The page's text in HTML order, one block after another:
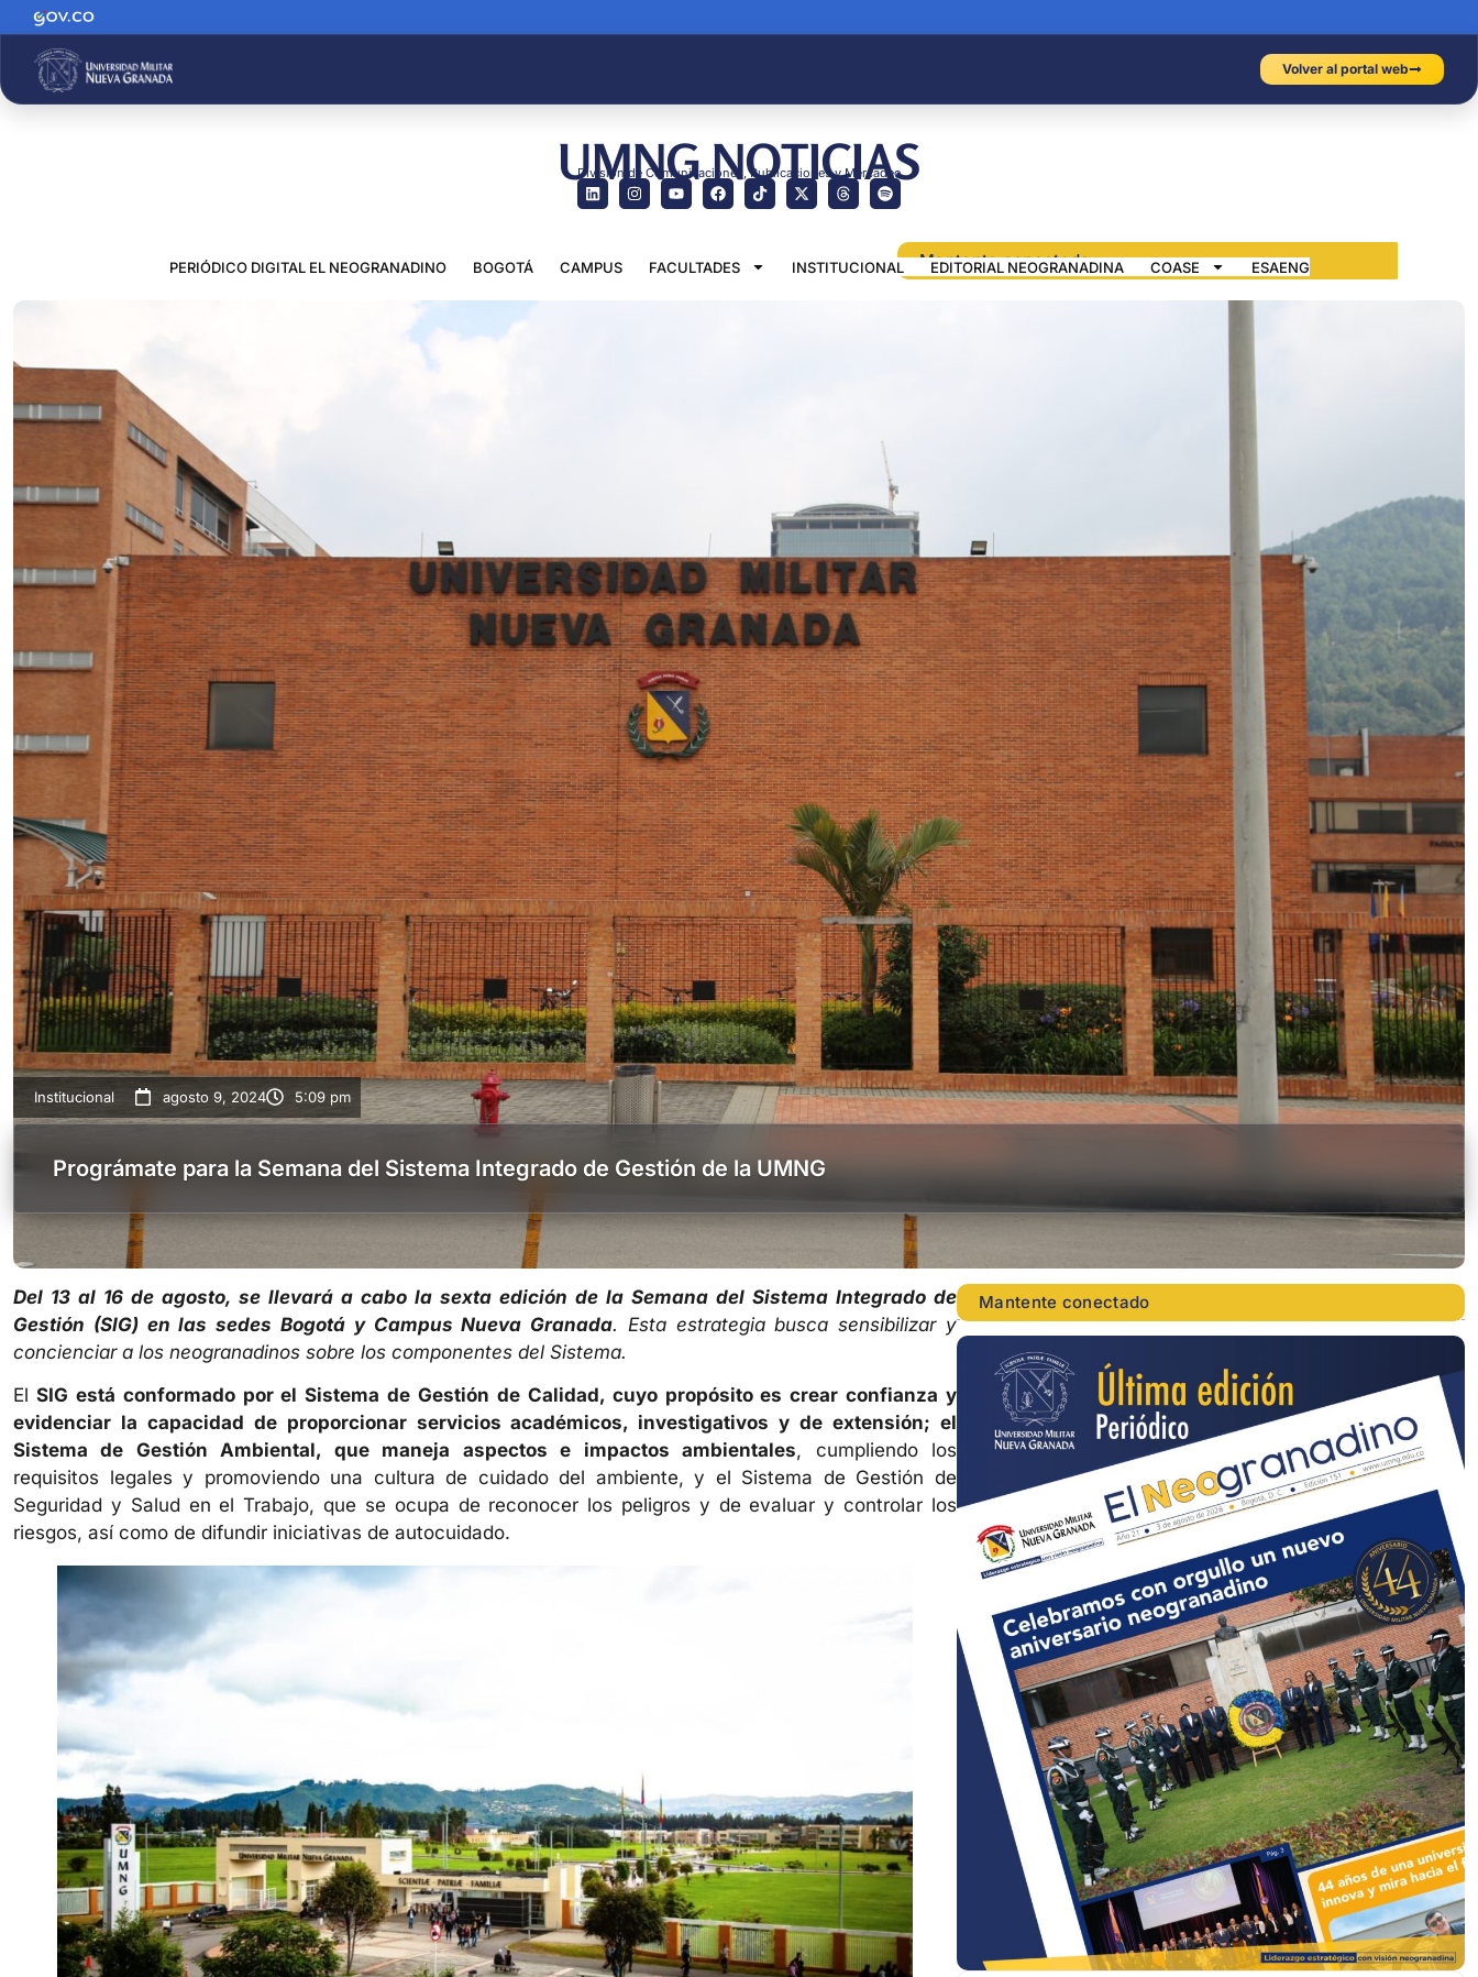
Volver al portal web
UMNG NOTICIAS
División de Comunicaciones, Publicaciones y Mercadeo
PERIÓDICO DIGITAL EL NEOGRANADINO BOGOTÁ CAMPUS FACULTADES INSTITUCIONAL EDITORIAL NEOGRANADINA COASE ESAENG
Institucional agosto 9, 2024 5:09 pm
Prográmate para la Semana del Sistema Integrado de Gestión de la UMNG
Del 13 al 16 de agosto, se llevará a cabo la sexta edición de la Semana del Sistema Integrado de
Gestión (SIG) en las sedes Bogotá y Campus Nueva Granada. Esta estrategia busca sensibilizar y
concienciar a los neogranadinos sobre los componentes del Sistema.
El SIG está conformado por el Sistema de Gestión de Calidad, cuyo propósito es crear confianza y
evidenciar la capacidad de proporcionar servicios académicos, investigativos y de extensión; el
Sistema de Gestión Ambiental, que maneja aspectos e impactos ambientales, cumpliendo los
requisitos legales y promoviendo una cultura de cuidado del ambiente, y el Sistema de Gestión de
Seguridad y Salud en el Trabajo, que se ocupa de reconocer los peligros y de evaluar y controlar los
riesgos, así como de difundir iniciativas de autocuidado.
Mantente conectado